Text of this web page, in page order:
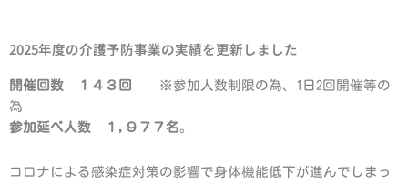
2025年度の介護予防事業の実績を更新しました
開催回数 １４３回
※参加人数制限の為、1日2回開催等の
為
参加延べ人数 １,９７７名。
コロナによる感染症対策の影響で身体機能低下が進んでしまっ